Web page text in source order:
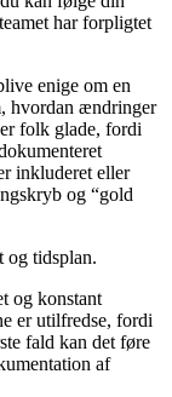
har forpligtet
enige om en
hvordan ændringer
folk glade, fordi
inkluderet eller
og “gold
og tidsplan.
og konstant
er utilfredse, fordi
fald kan det føre
af